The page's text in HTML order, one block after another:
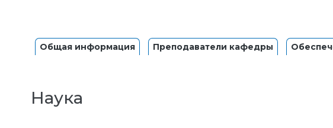
Общая информация Преподаватели кафедры
Наука